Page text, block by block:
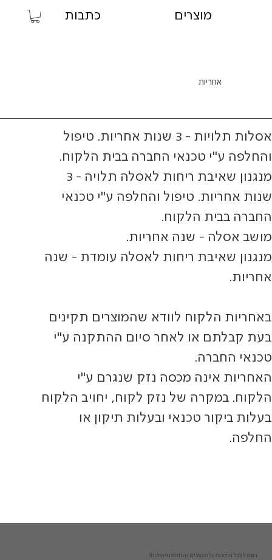
מוצרים כתבות
אחריות
אסלות תלויות - 3 שנות אחריות. טיפול
והחלפה ע"י טכנאי החברה בבית הלקוח.
מנגנון שאיבת ריחות לאסלה תלויה - 3
שנות אחריות. טיפול והחלפה ע"י טכנאי
החברה בבית הלקוח.
מושב אסלה - שנה אחריות.
מנגנון שאיבת ריחות לאסלה עומדת - שנה
אחריות.
באחריות הלקוח לוודא שהמוצרים תקינים
בעת קבלתם או לאחר סיום ההתקנה ע"י
טכנאי החברה.
האחריות אינה מכסה נזק שנגרם ע"י
הלקוח. במקרה של נזק לקוח, יחויב הלקוח
בעלות ביקור טכנאי ובעלות תיקון או
החלפה.
רוצה לקבל הודעות על מבצעים והנחות מיוחדות?